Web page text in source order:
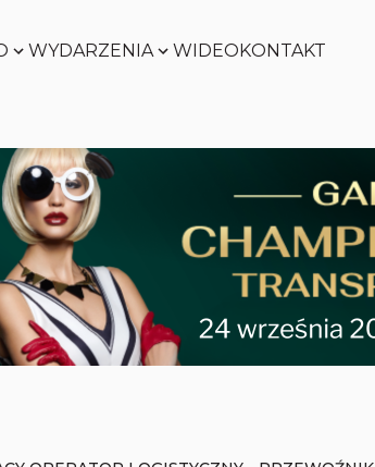
WYDARZENIA
Zobacz
WIDEOKONTAKT
Zobacz